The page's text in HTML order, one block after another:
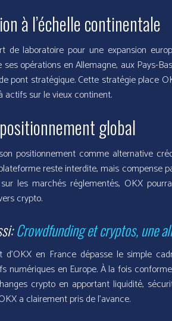
à l’échelle continentale
de laboratoire pour une expansion
ses opérations en Allemagne, aux Pays-
pont stratégique. Cette stratégie place
actifs sur le vieux continent.
global
positionnement comme alternative
reste interdite, mais compense
les marchés réglementés, OKX
crypto.
Crowdfunding et cryptos, une
d’OKX en France dépasse le simple
numériques en Europe. À la fois
crypto en apportant liquidité,
a clairement pris de l’avance.